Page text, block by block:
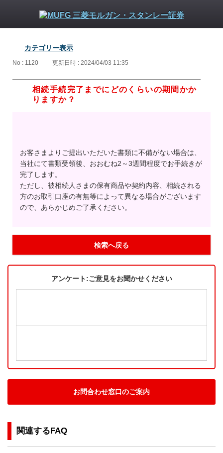
カテゴリー表示
No : 1120 更新日時 : 2024/04/03 11:35
相続手続完了までにどのくらいの期間かか
りますか？
お客さまよりご提出いただいた書類に不備がない場合は、
当社にて書類受領後、おおむね2～3週間程度でお手続きが
完了します。
ただし、被相続人さまの保有商品や契約内容、相続される
方のお取引口座の有無等によって異なる場合がございます
ので、あらかじめご了承ください。
検索へ戻る
アンケート:ご意見をお聞かせください
お問合わせ窓口のご案内
関連するFAQ